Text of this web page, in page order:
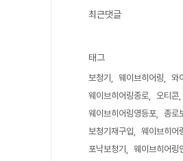
최근댓글
태그
보청기 웨이브히어링
와
웨이브히어링종로
오티콘
웨이브히어링영등포
종로
보청기재구입
웨이브히어
포낙보청기
웨이브히어링